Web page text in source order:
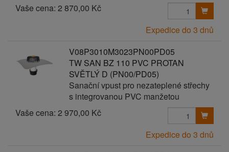
Vaše cena: 2 870,00 Kč
Expedice do 3 dnů
V08P3010M3023PN00PD05
TW SAN BZ 110 PVC PROTAN
SVĚTLÝ D (PN00/PD05)
Sanační vpust pro nezateplené střechy
s integrovanou PVC manžetou
Vaše cena: 2 970,00 Kč
Expedice do 3 dnů